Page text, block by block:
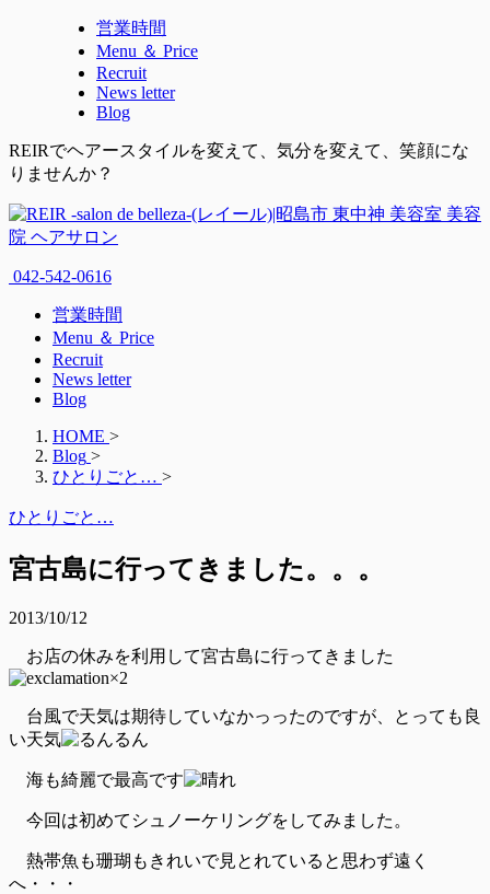
営業時間
Menu ＆ Price
Recruit
News letter
Blog
REIRでヘアースタイルを変えて、気分を変えて、笑顔にな
りませんか？
042-542-0616
営業時間
Menu ＆ Price
Recruit
News letter
Blog
HOME >
Blog >
ひとりごと… >
ひとりごと…
宮古島に行ってきました。。。
2013/10/12
お店の休みを利用して宮古島に行ってきました
台風で天気は期待していなかっったのですが、とっても良
い天気
海も綺麗で最高です
今回は初めてシュノーケリングをしてみました。
熱帯魚も珊瑚もきれいで見とれていると思わず遠く
へ・・・